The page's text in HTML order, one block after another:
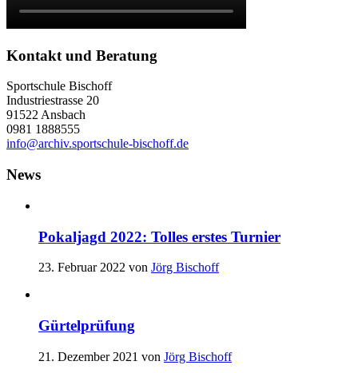
Kontakt und Beratung
Sportschule Bischoff
Industriestrasse 20
91522 Ansbach
0981 1888555
info@archiv.sportschule-bischoff.de
News
Pokaljagd 2022: Tolles erstes Turnier
23. Februar 2022 von Jörg Bischoff
Gürtelprüfung
21. Dezember 2021 von Jörg Bischoff